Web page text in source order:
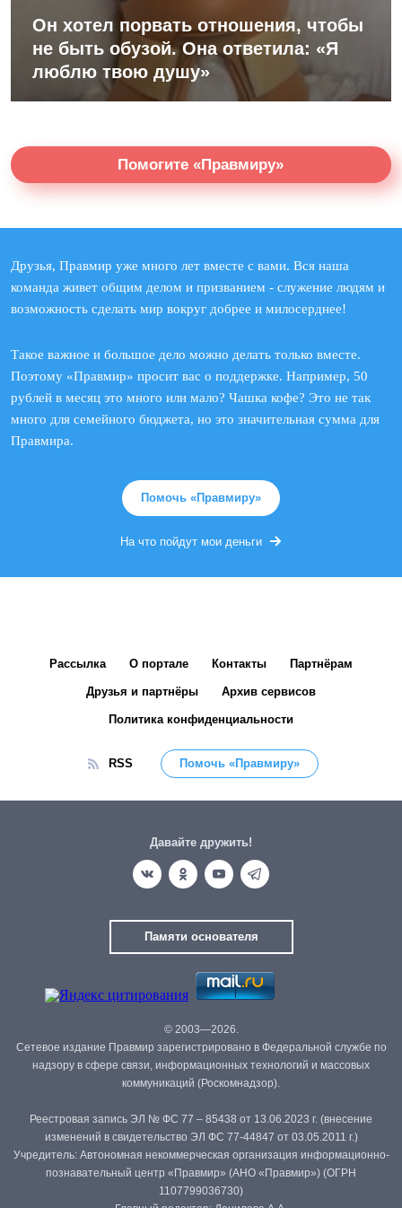
Он хотел порвать отношения, чтобы
не быть обузой. Она ответила: «Я
люблю твою душу»
Помогите «Правмиру»
Друзья, Правмир уже много лет вместе с вами. Вся наша
команда живет общим делом и призванием - служение людям и
возможность сделать мир вокруг добрее и милосерднее!
Такое важное и большое дело можно делать только вместе.
Поэтому «Правмир» просит вас о поддержке. Например, 50
рублей в месяц это много или мало? Чашка кофе? Это не так
много для семейного бюджета, но это значительная сумма для
Правмира.
Помочь «Правмиру»
На что пойдут мои деньги
Рассылка О портале Контакты Партнёрам
Друзья и партнёры Архив сервисов
Политика конфиденциальности
RSS Помочь «Правмиру»
Давайте дружить!
Памяти основателя
© 2003—2026.
Сетевое издание Правмир зарегистрировано в Федеральной службе по
надзору в сфере связи, информационных технологий и массовых
коммуникаций (Роскомнадзор).
Реестровая запись ЭЛ № ФС 77 – 85438 от 13.06.2023 г. (внесение
изменений в свидетельство ЭЛ ФС 77-44847 от 03.05.2011 г.)
Учредитель: Автономная некоммерческая организация информационно-
познавательный центр «Правмир» (АНО «Правмир») (ОГРН
1107799036730)